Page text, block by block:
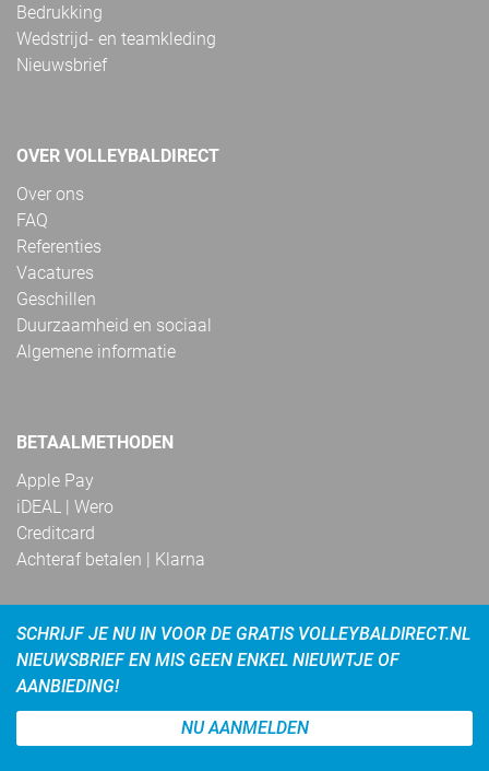
Bedrukking
Wedstrijd- en teamkleding
Nieuwsbrief
OVER VOLLEYBALDIRECT
Over ons
FAQ
Referenties
Vacatures
Geschillen
Duurzaamheid en sociaal
Algemene informatie
BETAALMETHODEN
Apple Pay
iDEAL | Wero
Creditcard
Achteraf betalen | Klarna
SCHRIJF JE NU IN VOOR DE GRATIS VOLLEYBALDIRECT.NL
NIEUWSBRIEF EN MIS GEEN ENKEL NIEUWTJE OF
AANBIEDING!
NU AANMELDEN